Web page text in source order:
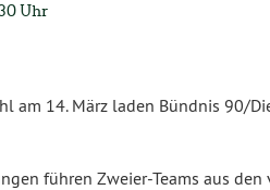
Uhr
am 14. März laden Bündnis 90/
führen Zweier-Teams aus